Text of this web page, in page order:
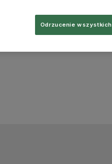
Odrzucenie wszystkich